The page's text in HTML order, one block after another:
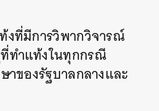
งที่มีการวิพากวิจารณ์
ทำแท้งในทุกกรณี
ของรัฐบาลกลางและ